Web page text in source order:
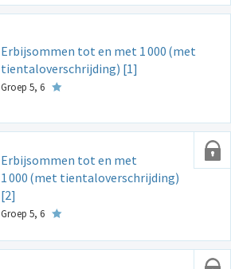
Erbijsommen tot en met 1000 (met
tientaloverschrijding) [1]
Groep 5, 6
Erbijsommen tot en met
1000 (met tientaloverschrijding)
[2]
Groep 5, 6